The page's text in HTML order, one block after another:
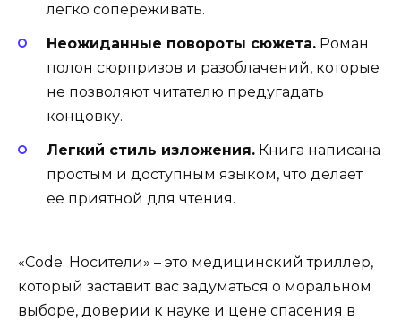
легко сопереживать.
Неожиданные повороты сюжета. Роман
полон сюрпризов и разоблачений, которые
не позволяют читателю предугадать
концовку.
Легкий стиль изложения. Книга написана
простым и доступным языком, что делает
ее приятной для чтения.
«Code. Носители» – это медицинский триллер,
который заставит вас задуматься о моральном
выборе, доверии к науке и цене спасения в